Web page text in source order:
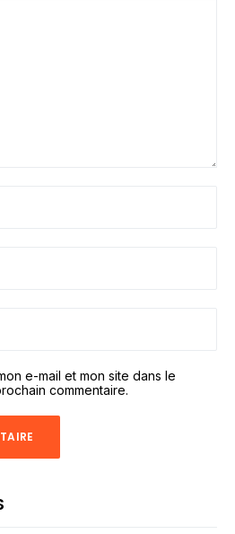
e-mail et mon site dans le
commentaire.